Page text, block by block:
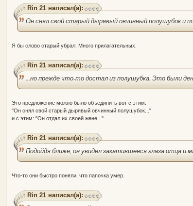
Rin 21 написал(а):
Он снял свой старый дырявый овчинный полушубок и
Я бы слово старый убрал. Много прилагательных.
Rin 21 написал(а):
...но прежде что-то достал из полушубка. Это были
Это предложение можно было объединить вот с этим:
"Он снял свой старый дырявый овчинный полушубок..."
и с этим: "Он отдал их своей жене..."
Rin 21 написал(а):
Подойдя ближе, он увидел закатившееся глаза отца
Что-то они быстро поняли, что папочка умер.
Rin 21 написал(а):